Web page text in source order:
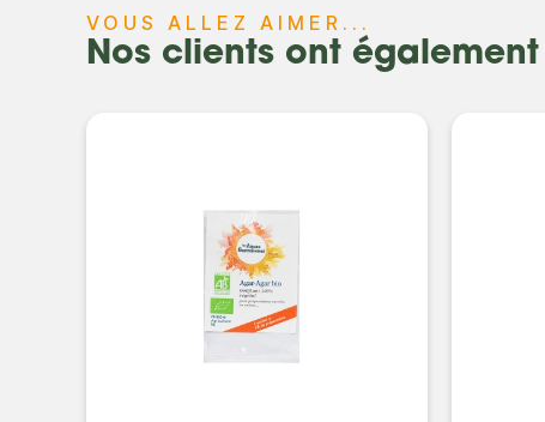
VOUS ALLEZ AIMER...
Nos clients ont